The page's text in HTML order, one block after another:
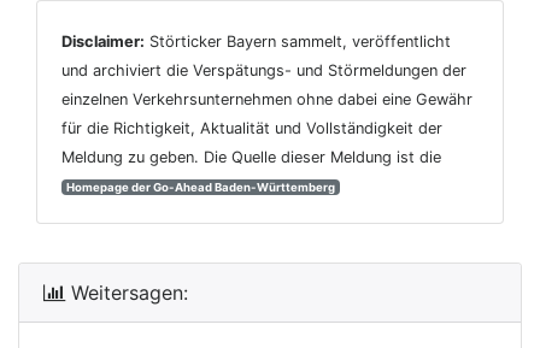
Disclaimer: Störticker Bayern sammelt, veröffentlicht
und archiviert die Verspätungs- und Störmeldungen der
einzelnen Verkehrsunternehmen ohne dabei eine Gewähr
für die Richtigkeit, Aktualität und Vollständigkeit der
Meldung zu geben. Die Quelle dieser Meldung ist die
Homepage der Go-Ahead Baden-Württemberg
Weitersagen: